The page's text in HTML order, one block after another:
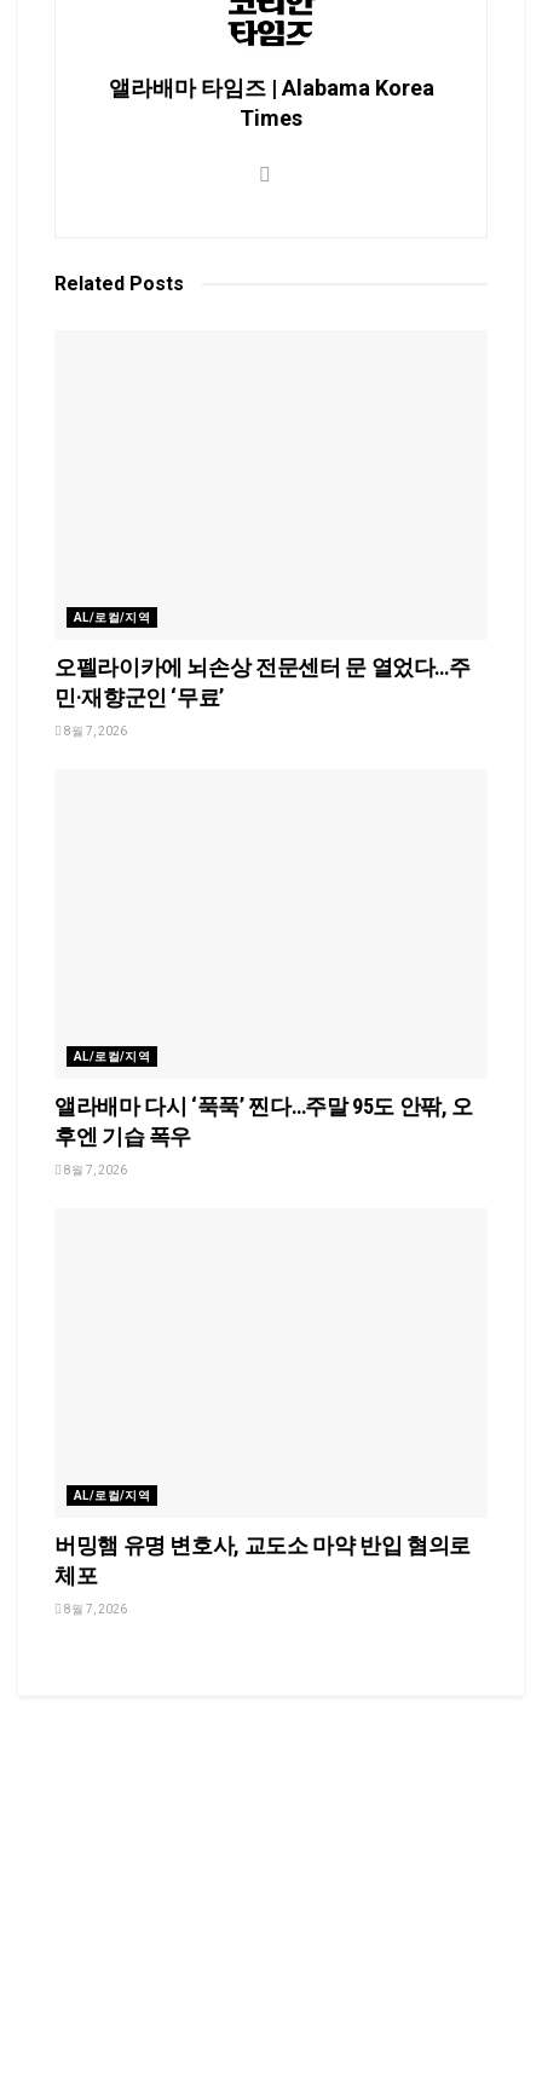
앨라배마 타임즈 | Alabama Korea
Times
Related Posts
AL/로컬/지역
오펠라이카에 뇌손상 전문센터 문 열었다…주
민·재향군인 ‘무료’
8월 7, 2026
AL/로컬/지역
앨라배마 다시 ‘푹푹’ 찐다…주말 95도 안팎, 오
후엔 기습 폭우
8월 7, 2026
AL/로컬/지역
버밍햄 유명 변호사, 교도소 마약 반입 혐의로
체포
8월 7, 2026